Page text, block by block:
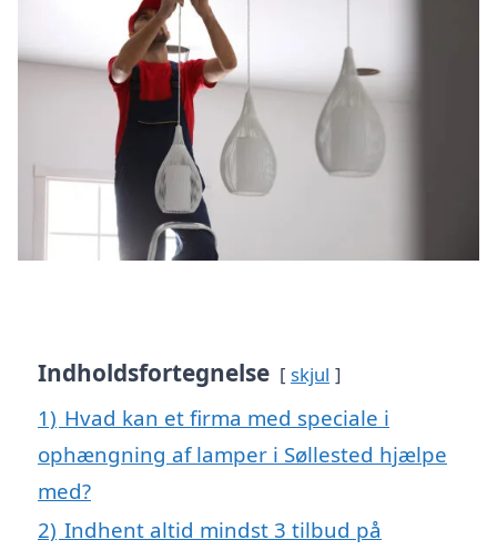
Indholdsfortegnelse skjul
1) Hvad kan et firma med speciale i
ophængning af lamper i Søllested hjælpe
med?
2) Indhent altid mindst 3 tilbud på